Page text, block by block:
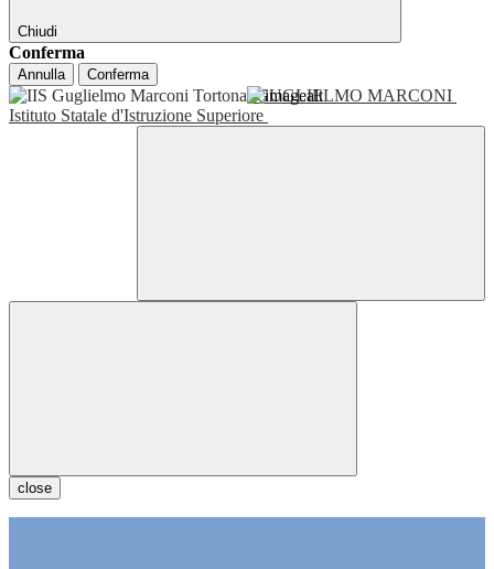
Chiudi
Conferma
Annulla Conferma
GUGLIELMO MARCONI
Istituto Statale d'Istruzione Superiore
close